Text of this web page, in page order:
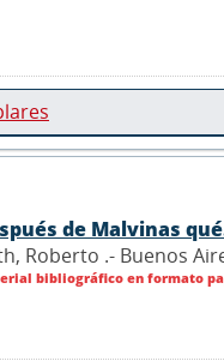
de Malvinas
Roberto .- Buenos
bibliográfico en formato